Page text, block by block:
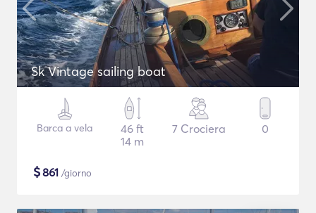
Sk Vintage sailing boat
Barca a vela
46 ft
14 m
7 Crociera 0
$861 /giorno